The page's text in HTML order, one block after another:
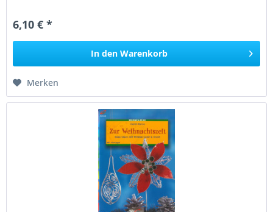
6,10 € *
In den Warenkorb
Merken